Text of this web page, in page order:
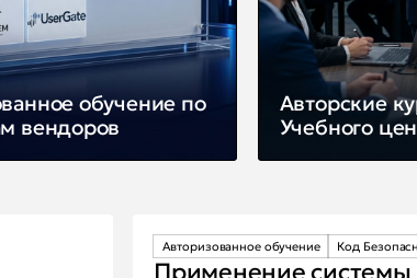
обучение по
вендоров
Авторские
Учебного
Авторизованное обучение Код
Применение